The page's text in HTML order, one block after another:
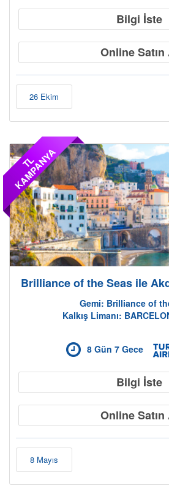
Bilgi İste
Online Satın
26 Ekim
T
L
K
A
M
P
A
N
Y
A
Brilliance of the Seas ile
Gemi: Brilliance of
Kalkış Limanı:
8 Gün 7 Gece
Bilgi İste
Online Satın
8 Mayıs